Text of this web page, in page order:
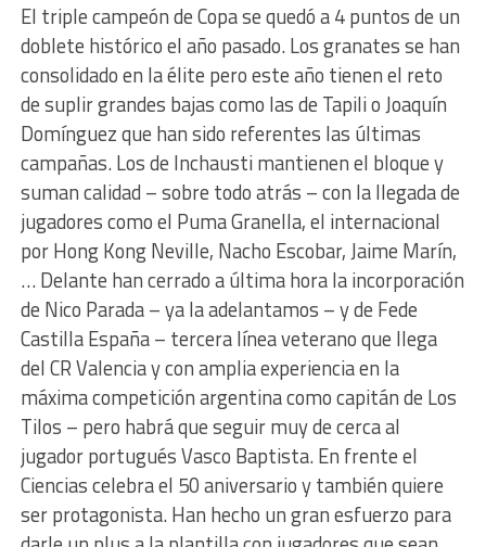
El triple campeón de Copa se quedó a 4 puntos de un
doblete histórico el año pasado. Los granates se han
consolidado en la élite pero este año tienen el reto
de suplir grandes bajas como las de Tapili o Joaquín
Domínguez que han sido referentes las últimas
campañas. Los de Inchausti mantienen el bloque y
suman calidad – sobre todo atrás – con la llegada de
jugadores como el Puma Granella, el internacional
por Hong Kong Neville, Nacho Escobar, Jaime Marín,
… Delante han cerrado a última hora la incorporación
de Nico Parada – ya la adelantamos – y de Fede
Castilla España – tercera línea veterano que llega
del CR Valencia y con amplia experiencia en la
máxima competición argentina como capitán de Los
Tilos – pero habrá que seguir muy de cerca al
jugador portugués Vasco Baptista. En frente el
Ciencias celebra el 50 aniversario y también quiere
ser protagonista. Han hecho un gran esfuerzo para